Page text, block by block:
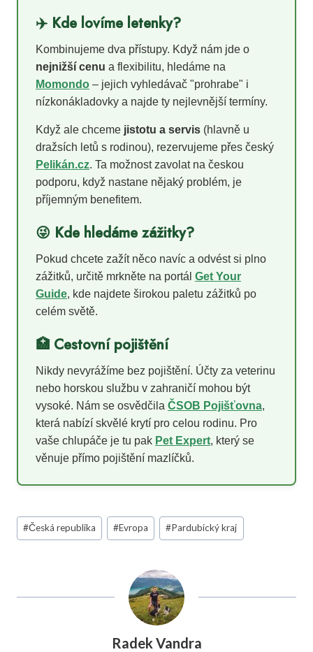
✈️ Kde lovíme letenky?
Kombinujeme dva přístupy. Když nám jde o
nejnižší cenu a flexibilitu, hledáme na
Momondo – jejich vyhledávač "prohrabe" i
nízkonákladovky a najde ty nejlevnější termíny.
Když ale chceme jistotu a servis (hlavně u
dražsích letů s rodinou), rezervujeme přes český
Pelikán.cz. Ta možnost zavolat na českou
podporu, když nastane nějaký problém, je
příjemným benefitem.
😜 Kde hledáme zážitky?
Pokud chcete zažít něco navíc a odvést si plno
zážitků, určitě mrkněte na portál Get Your
Guide, kde najdete širokou paletu zážitků po
celém světě.
🏥 Cestovní pojištění
Nikdy nevyrážíme bez pojištění. Účty za veterinu
nebo horskou službu v zahraničí mohou být
vysoké. Nám se osvědčila ČSOB Pojišťovna,
která nabízí skvělé krytí pro celou rodinu. Pro
vaše chlupáče je tu pak Pet Expert, který se
věnuje přímo pojištění mazlíčků.
Štítky
příspěvků:
#Česká republika #Evropa #Pardubický kraj
Radek Vandra